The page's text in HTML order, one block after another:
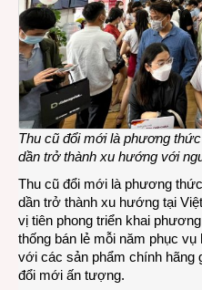
Thu cũ đổi mới là phương
dần trở thành xu hướng với
Thu cũ đổi mới là phương
dần trở thành xu hướng tại
vị tiên phong triển khai
thống bán lẻ mỗi năm phục
với các sản phẩm chính hãng
đổi mới ấn tượng.